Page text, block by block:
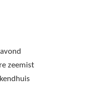
zeemist